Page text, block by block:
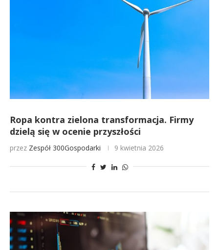
Ropa kontra zielona transformacja. Firmy
dzielą się w ocenie przyszłości
przez Zespół 300Gospodarki 9 kwietnia 2026